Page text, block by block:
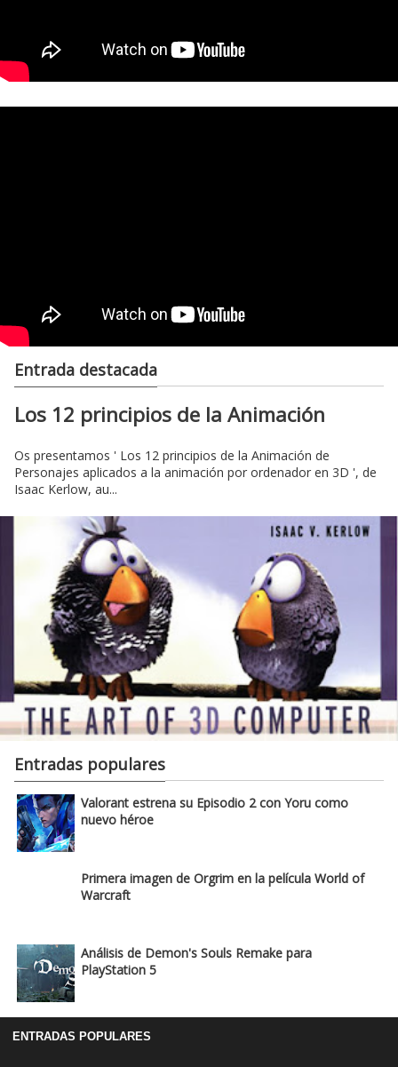
Entrada destacada
Los 12 principios de la Animación
Os presentamos ' Los 12 principios de la Animación de
Personajes aplicados a la animación por ordenador en 3D ', de
Isaac Kerlow, au...
Entradas populares
Valorant estrena su Episodio 2 con Yoru como
nuevo héroe
Primera imagen de Orgrim en la película World of
Warcraft
Análisis de Demon's Souls Remake para
PlayStation 5
ENTRADAS POPULARES